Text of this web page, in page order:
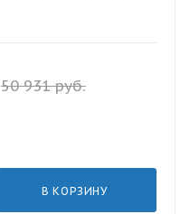
50 931руб.
В КОРЗИНУ